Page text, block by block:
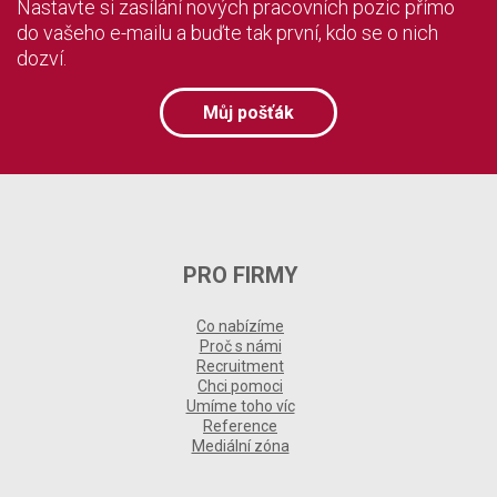
Nastavte si zasílání nových pracovních pozic přímo
do vašeho e-mailu a buďte tak první, kdo se o nich
dozví.
Můj pošťák
PRO FIRMY
Co nabízíme
Proč s námi
Recruitment
Chci pomoci
Umíme toho víc
Reference
Mediální zóna